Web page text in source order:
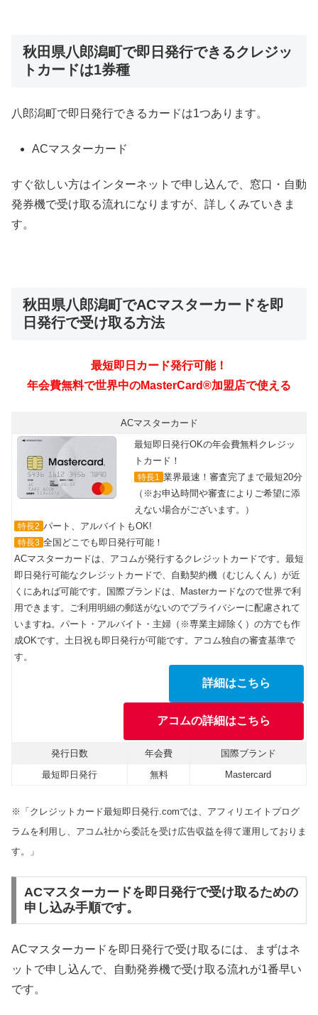
秋田県八郎潟町で即日発行できるクレジッ
トカードは1券種
八郎潟町で即日発行できるカードは1つあります。
ACマスターカード
すぐ欲しい方はインターネットで申し込んで、窓口・自動
発券機で受け取る流れになりますが、詳しくみていきま
す。
秋田県八郎潟町でACマスターカードを即
日発行で受け取る方法
ACマスターカード
最短即日発行OKの年会費無料クレジッ
トカード！
特長1 業界最速！審査完了まで最短20分
（※お申込時間や審査によりご希望に添
えない場合がございます。）
特長2 パート、アルバイトもOK!
特長3 全国どこでも即日発行可能！
ACマスターカードは、アコムが発行するクレジットカードです。最短
即日発行可能なクレジットカードで、自動契約機（むじんくん）が近
くにあれば可能です。国際ブランドは、Masterカードなので世界で利
用できます。ご利用明細の郵送がないのでプライバシーに配慮されて
いますね。パート・アルバイト・主婦（※専業主婦除く）の方でも作
成OKです。土日祝も即日発行が可能です。アコム独自の審査基準で
す。
詳細はこちら
アコムの詳細はこちら
発行日数 年会費
国際ブランド
最短即日発行
無料 Mastercard
※「クレジットカード最短即日発行.comでは、アフィリエイトプログ
ラムを利用し、アコム社から委託を受け広告収益を得て運用しておりま
す。」
ACマスターカードを即日発行で受け取るための
申し込み手順です。
ACマスターカードを即日発行で受け取るには、まずはネ
ットで申し込んで、自動発券機で受け取る流れが1番早い
です。